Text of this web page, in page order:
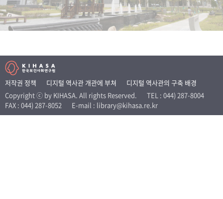
VR 역사관
저작권 정책 디지털 역사관 개관에 부쳐
디지털 역사관의 구축 배경
Copyright ⓒ by KIHASA. All rights Reserved.
TEL : 044) 287-8004
FAX : 044) 287-8052
E-mail : library@kihasa.re.kr